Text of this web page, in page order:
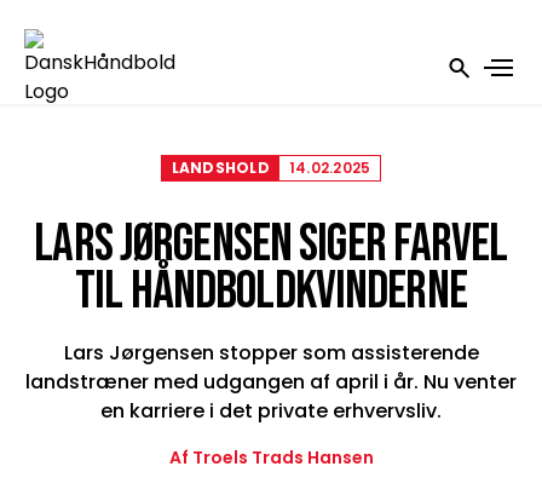
LANDSHOLD 14.02.2025
LARS JØRGENSEN SIGER FARVEL
TIL HÅNDBOLDKVINDERNE
Lars Jørgensen stopper som assisterende
landstræner med udgangen af april i år. Nu venter
en karriere i det private erhvervsliv.
Af Troels Trads Hansen